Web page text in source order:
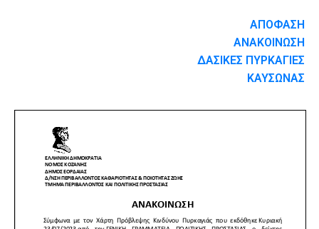
ΑΠΟΦΑΣΗ
ΑΝΑΚΟΙΝΩΣΗ
ΔΑΣΙΚΕΣ ΠΥΡΚΑΓΙΕΣ
ΚΑΥΣΩΝΑΣ